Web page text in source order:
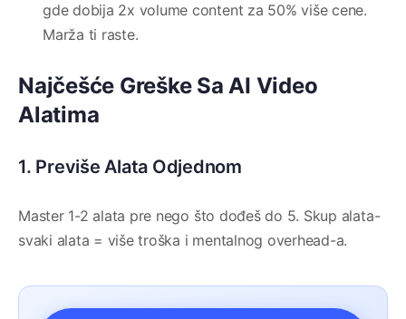
gde dobija 2x volume content za 50% više cene.
Marža ti raste.
Najčešće Greške Sa AI Video
Alatima
1. Previše Alata Odjednom
Master 1-2 alata pre nego što dođeš do 5. Skup alata-
svaki alata = više troška i mentalnog overhead-a.